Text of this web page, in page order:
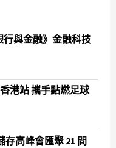
行與金融》金融科技
港站 攜手點燃足球
高峰會匯聚 21 間